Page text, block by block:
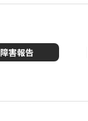
障害報告